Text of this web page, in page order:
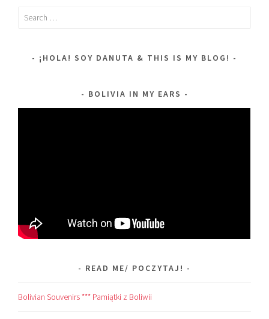
Search
¡HOLA! SOY DANUTA & THIS IS MY BLOG!
BOLIVIA IN MY EARS
READ ME/ POCZYTAJ!
Bolivian Souvenirs *** Pamiątki z Boliwii